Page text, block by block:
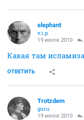
elephant
v.i.p.
19 июля 2010
Какая там
ОТВЕТИТЬ
Trotzdem
guru
19 июля 2010